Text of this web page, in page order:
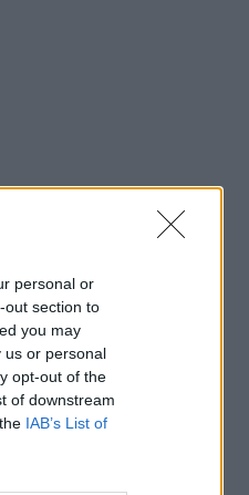
personal or
out section to
you may
us or personal
opt-out of the
of downstream
IAB’s List of